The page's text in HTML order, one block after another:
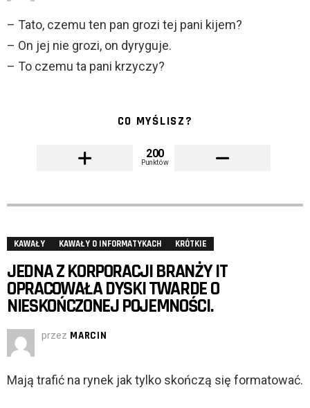
– Tato, czemu ten pan grozi tej pani kijem?
– On jej nie grozi, on dyryguje.
– To czemu ta pani krzyczy?
CO MYŚLISZ?
200
Punktów
KAWAŁY KAWAŁY O INFORMATYKACH KRÓTKIE
JEDNA Z KORPORACJI BRANŻY IT
OPRACOWAŁA DYSKI TWARDE O
NIESKOŃCZONEJ POJEMNOŚCI.
przez MARCIN
Mają trafić na rynek jak tylko skończą się formatować.